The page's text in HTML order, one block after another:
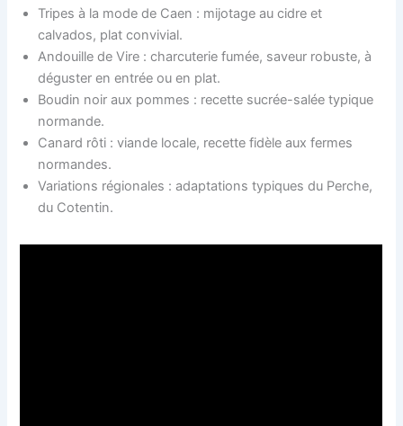
Tripes à la mode de Caen : mijotage au cidre et
calvados, plat convivial.
Andouille de Vire : charcuterie fumée, saveur robuste, à
déguster en entrée ou en plat.
Boudin noir aux pommes : recette sucrée-salée typique
normande.
Canard rôti : viande locale, recette fidèle aux fermes
normandes.
Variations régionales : adaptations typiques du Perche,
du Cotentin.